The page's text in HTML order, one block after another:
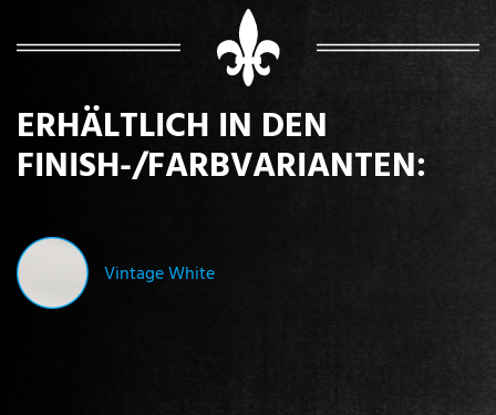
ERHÄLTLICH IN DEN
FINISH-/FARBVARIANTEN:
Vintage White